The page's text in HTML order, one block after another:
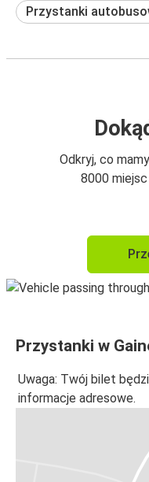
Przystanki
Odkryj, co
8000
Przystanki w
Uwaga: Twój bilet
informacje adresowe.